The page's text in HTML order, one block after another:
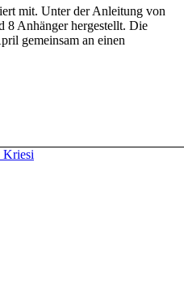
mit. Unter der Anleitung von
8 Anhänger hergestellt. Die
gemeinsam an einen
Kriesi